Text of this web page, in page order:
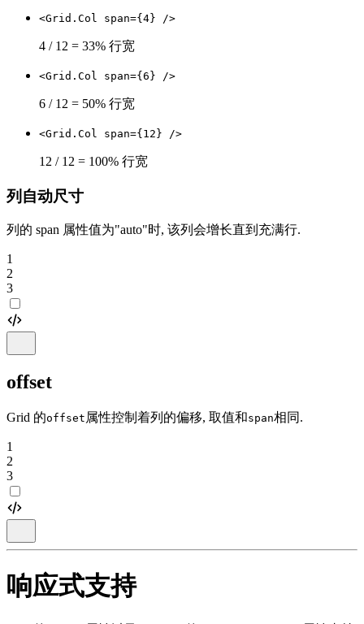
<Grid.Col span={4} />
4 / 12 = 33% 行宽
<Grid.Col span={6} />
6 / 12 = 50% 行宽
<Grid.Col span={12} />
12 / 12 = 100% 行宽
列自动尺寸
列的 span 属性值为"auto"时, 该列会增长直到充满行.
1
2
3
offset
Grid 的offset 属性控制着列的偏移, 取值和span相同.
1
2
3
响应式支持